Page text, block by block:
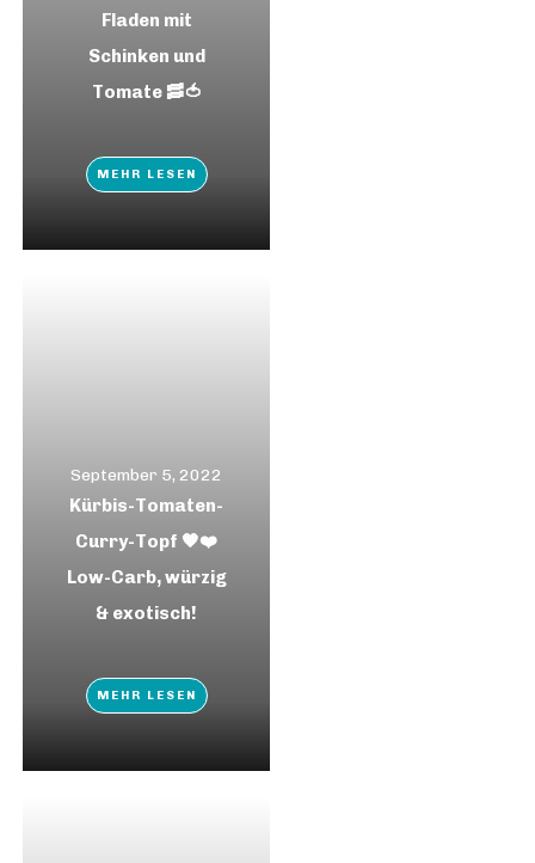
Fladen mit
Schinken und
Tomate 🥓🍅
MEHR LESEN
September 5, 2022
Kürbis-Tomaten-
Curry-Topf 🧡❤️
Low-Carb, würzig
& exotisch!
MEHR LESEN